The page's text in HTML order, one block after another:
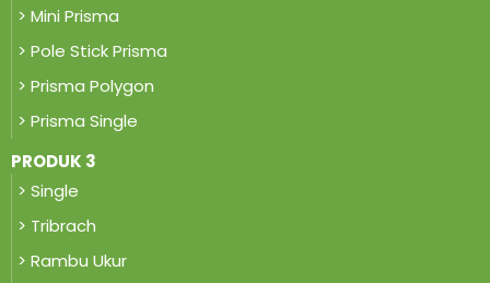
> Mini Prisma
> Pole Stick Prisma
> Prisma Polygon
> Prisma Single
PRODUK 3
> Single
> Tribrach
> Rambu Ukur